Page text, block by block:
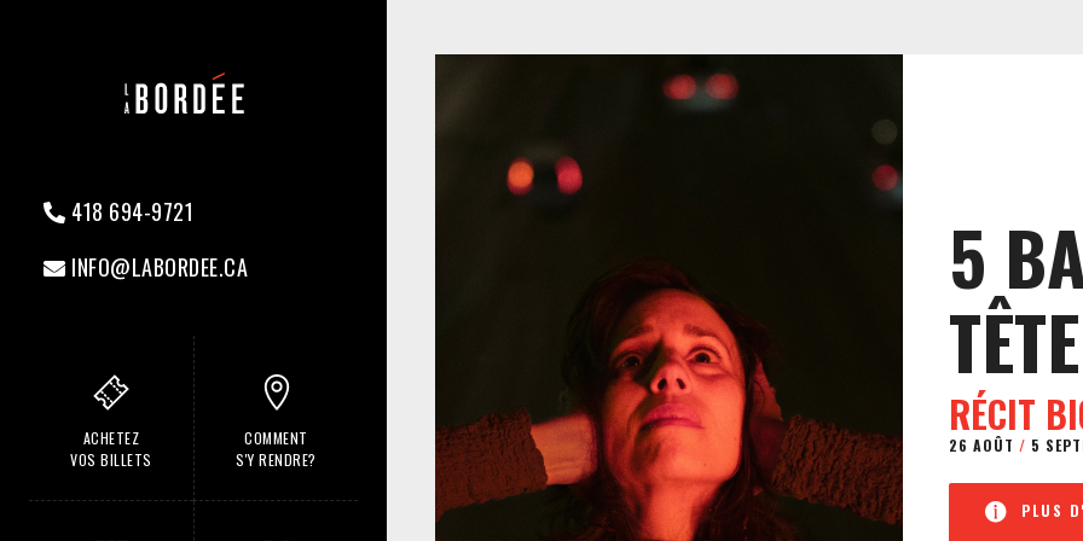
418 694-9721
INFO@LABORDEE.CA
ACHETEZ
VOS BILLETS
COMMENT
S'Y RENDRE?
5
TÊTE
RÉCIT
26 AOÛT / 5
PLUS